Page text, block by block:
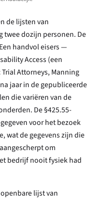
de lijsten van
twee dozijn personen. De
handvol eisers —
Access (een
Attorneys, Manning
jaar in de gepubliceerde
die variëren van de
De §425.55-
voor het bezoek
wat de gegevens zijn die
om
bedrijf nooit fysiek had
lijst van